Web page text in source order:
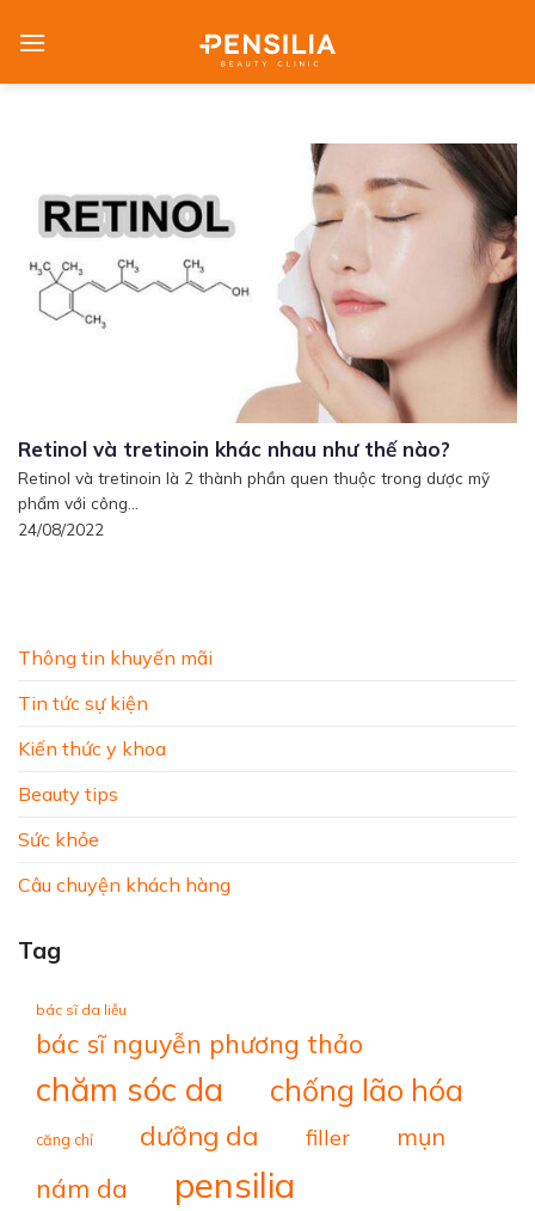
Thông tin khuyến mãi
Tin tức sự kiện
Kiến thức y khoa
Beauty tips
Sức khỏe
Câu chuyện khách hàng
Tag
bác sĩ da liễu
bác sĩ nguyễn phương thảo
chăm sóc da chống lão hóa
căng chỉ dưỡng da filler mụn
nám da pensilia
Retinol và tretinoin khác nhau như thế nào?
Retinol và tretinoin là 2 thành phần quen thuộc trong dược mỹ
phẩm với công...
24/08/2022